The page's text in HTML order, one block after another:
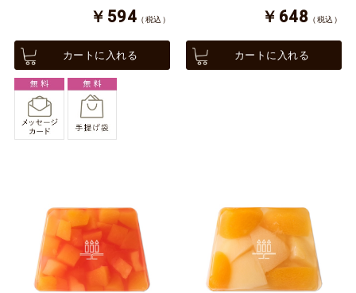
￥594 （税込）
カートに入れる
￥648 （税込）
カートに入れる